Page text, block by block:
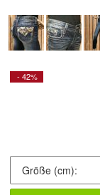
- 42%